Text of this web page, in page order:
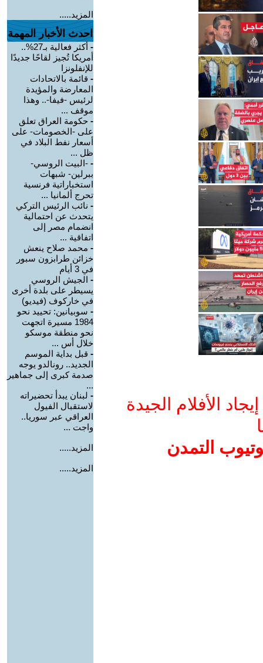
الأفلام الجيدة
التمدن
المزيد.....
احدث الأخبار المهمة
-
أكثر فعالية بـ27%..
أمريكا تُجيز لقاحًا جديدًا
للإنفلونزا
- قائمة بالاتحادات
المعارضة والمؤيدة
لرئيس -فيفا-.. وهذا
موقف ...
- حكومة العراق تعلق
على -الخصومات- على
أسعار نفط البلاد في
ظل ...
- -البيت الروسي-
ببرلين- شبهات
استخباراتية فرنسية
تحرج ألمانيا ...
- نائب الرئيس التركي
يتحدث عن احتمالية
انضمام مصر إلى
اتفاقية ...
- محمد صلاح ينعش
خزائن طرابزون سبور
في 3 أيام
- الجيش الروسي
يسيطر على بلدة أخرى
في خاركوف (فيديو)
- سوبيانين: تحييد نحو
1984 مسيرة اتجهت
نحو منطقة موسكو
خلال أس ...
- قبل بداية الموسم
الجديد.. رونالدو يوجه
صدمة كبرى إلى جماهير
...
- لبنان يبدأ تحضيراته
لاستقبال الفيول
العراقي عبر سوريا..
واجت ...
المزيد.....
المزيد.....